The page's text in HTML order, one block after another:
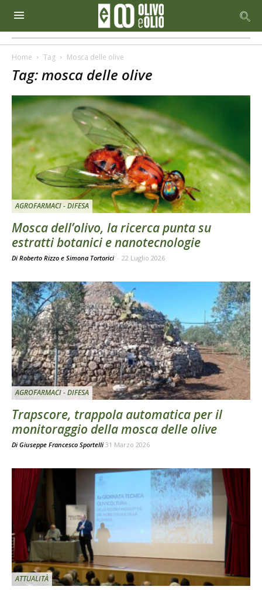
Home Tag Mosca delle olive
Tag: mosca delle olive
AGROFARMACI - DIFESA
Mosca dell’olivo, la ricerca punta su
estratti botanici e nanotecnologie
Di Roberto Rizzo e Simona Tortorici - 22 Luglio 2026
AGROFARMACI - DIFESA
Trapscore, trappola automatica per il
monitoraggio della mosca delle olive
Di Giuseppe Francesco Sportelli 31 Marzo 2026
ATTUALITÀ